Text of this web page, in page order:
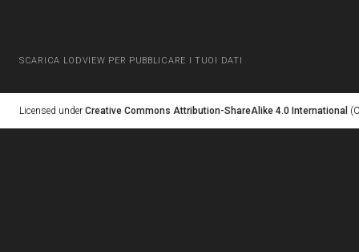
SCARICA LODVIEW PER PUBBLICARE I TUOI DATI
Licensed under Creative Commons Attribution-ShareAlike 4.0 International